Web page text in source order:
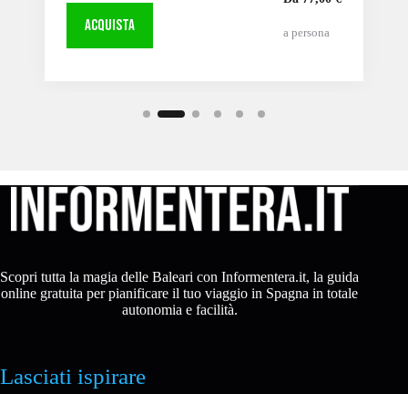
ACQUISTA a persona
Scopri tutta la magia delle Baleari con Informentera.it, la guida
online gratuita per pianificare il tuo viaggio in Spagna in totale
autonomia e facilità.
Lasciati ispirare